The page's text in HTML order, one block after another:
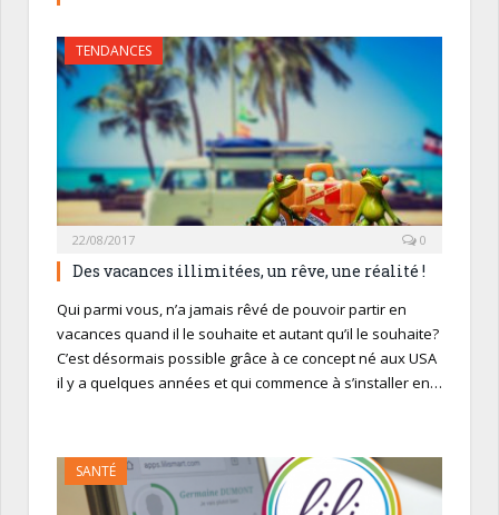
TENDANCES
22/08/2017 0
Des vacances illimitées, un rêve, une réalité !
Qui parmi vous, n’a jamais rêvé de pouvoir partir en
vacances quand il le souhaite et autant qu’il le souhaite?
C’est désormais possible grâce à ce concept né aux USA
il y a quelques années et qui commence à s’installer en…
SANTÉ